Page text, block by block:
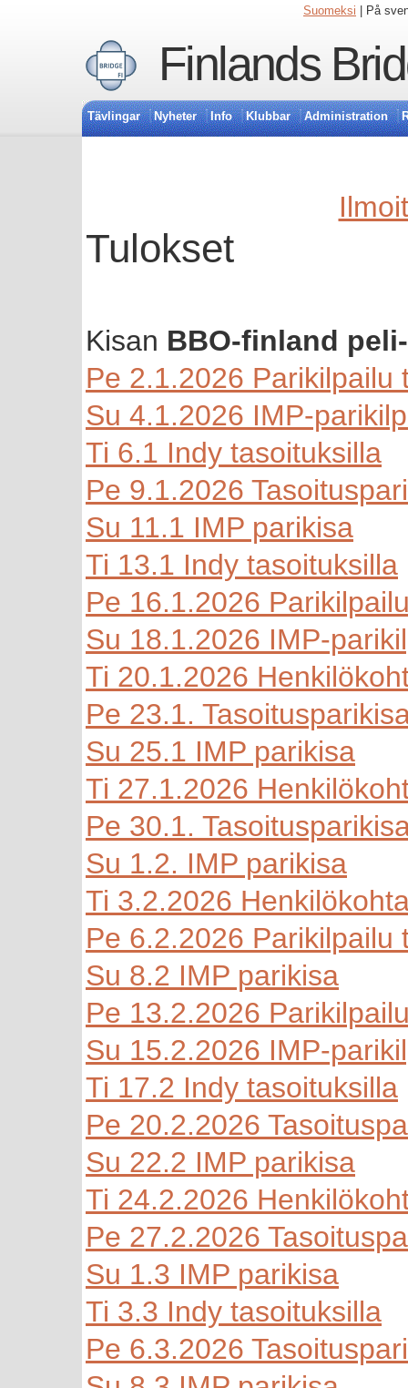
Suomeksi | På
Finlands
Tävlingar Nyheter Info Klubbar Administration
Tulokset
Kisan BBO-finland
Pe 2.1.2026 Parikilpailu
Su 4.1.2026 IMP-
Ti 6.1 Indy tasoituksilla
Pe 9.1.2026
Su 11.1 IMP parikisa
Ti 13.1 Indy tasoituksilla
Pe 16.1.2026
Su 18.1.2026 IMP-
Ti 20.1.2026
Pe 23.1.
Su 25.1 IMP parikisa
Ti 27.1.2026
Pe 30.1.
Su 1.2. IMP parikisa
Ti 3.2.2026
Pe 6.2.2026 Parikilpailu
Su 8.2 IMP parikisa
Pe 13.2.2026
Su 15.2.2026 IMP-
Ti 17.2 Indy tasoituksilla
Pe 20.2.2026
Su 22.2 IMP parikisa
Ti 24.2.2026
Pe 27.2.2026
Su 1.3 IMP parikisa
Ti 3.3 Indy tasoituksilla
Pe 6.3.2026